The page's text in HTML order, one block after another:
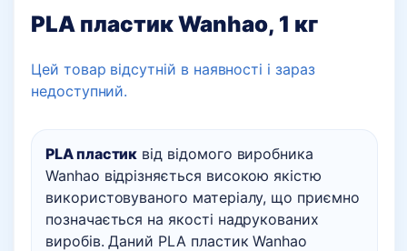
PLA пластик Wanhao, 1 кг
PLA пластик від відомого виробника
Wanhao відрізняється високою якістю
використовуваного матеріалу, що приємно
позначається на якості надрукованих
виробів. Даний PLA пластик Wanhao
Цей товар відсутній в наявності і зараз
недоступний.